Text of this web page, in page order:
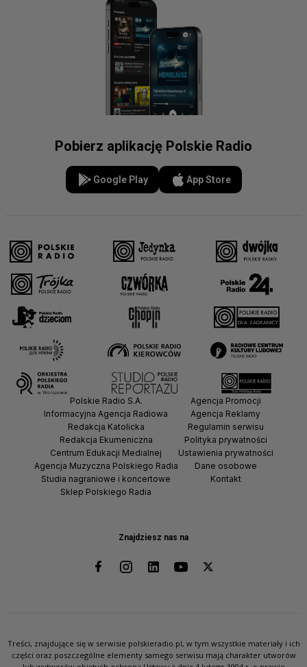
Pobierz aplikację Polskie Radio
Google Play App Store
Znajdziesz nas na
Polskie Radio S.A.
Informacyjna Agencja Radiowa
Redakcja Katolicka
Redakcja Ekumeniczna
Centrum Edukacji Medialnej
Agencja Muzyczna Polskiego Radia
Studia nagraniowe i koncertowe
Sklep Polskiego Radia
Agencja Promocji
Agencja Reklamy
Regulamin serwisu
Polityka prywatności
Ustawienia prywatności
Dane osobowe
Kontakt
Treści, znajdujące się w serwisie polskieradio.pl, w tym wszystkie materiały i ich
części oraz poszczególne elementy samego serwisu mają charakter utworów